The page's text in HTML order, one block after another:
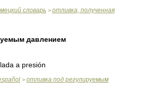
словарь > отливка, полученная
давлением
a presión
> отливка под регулируемым